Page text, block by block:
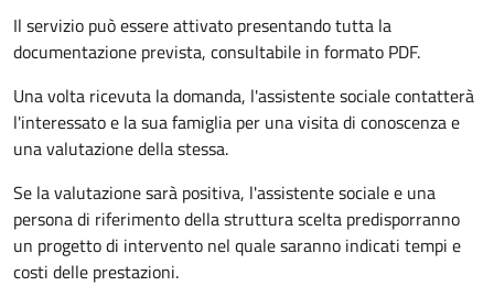
Il servizio può essere attivato presentando tutta la
documentazione prevista, consultabile in formato PDF.
Una volta ricevuta la domanda, l'assistente sociale contatterà
l'interessato e la sua famiglia per una visita di conoscenza e
una valutazione della stessa.
Se la valutazione sarà positiva, l'assistente sociale e una
persona di riferimento della struttura scelta predisporranno
un progetto di intervento nel quale saranno indicati tempi e
costi delle prestazioni.